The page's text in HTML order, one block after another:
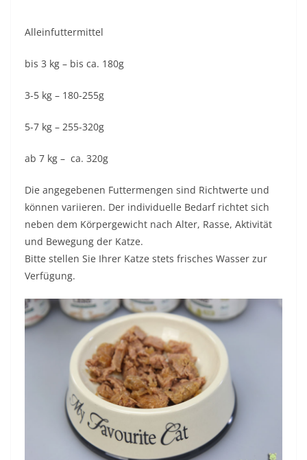
Alleinfuttermittel
bis 3 kg – bis ca. 180g
3-5 kg – 180-255g
5-7 kg – 255-320g
ab 7 kg – ca. 320g
Die angegebenen Futtermengen sind Richtwerte und
können variieren. Der individuelle Bedarf richtet sich
neben dem Körpergewicht nach Alter, Rasse, Aktivität
und Bewegung der Katze.
Bitte stellen Sie Ihrer Katze stets frisches Wasser zur
Verfügung.